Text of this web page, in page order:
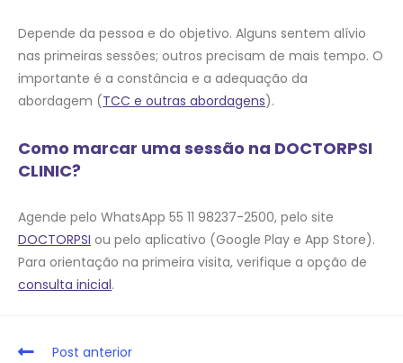
Depende da pessoa e do objetivo. Alguns sentem alívio
nas primeiras sessões; outros precisam de mais tempo. O
importante é a constância e a adequação da
abordagem (TCC e outras abordagens).
Como marcar uma sessão na DOCTORPSI
CLINIC?
Agende pelo WhatsApp 55 11 98237-2500, pelo site
DOCTORPSI ou pelo aplicativo (Google Play e App Store).
Para orientação na primeira visita, verifique a opção de
consulta inicial.
Post anterior